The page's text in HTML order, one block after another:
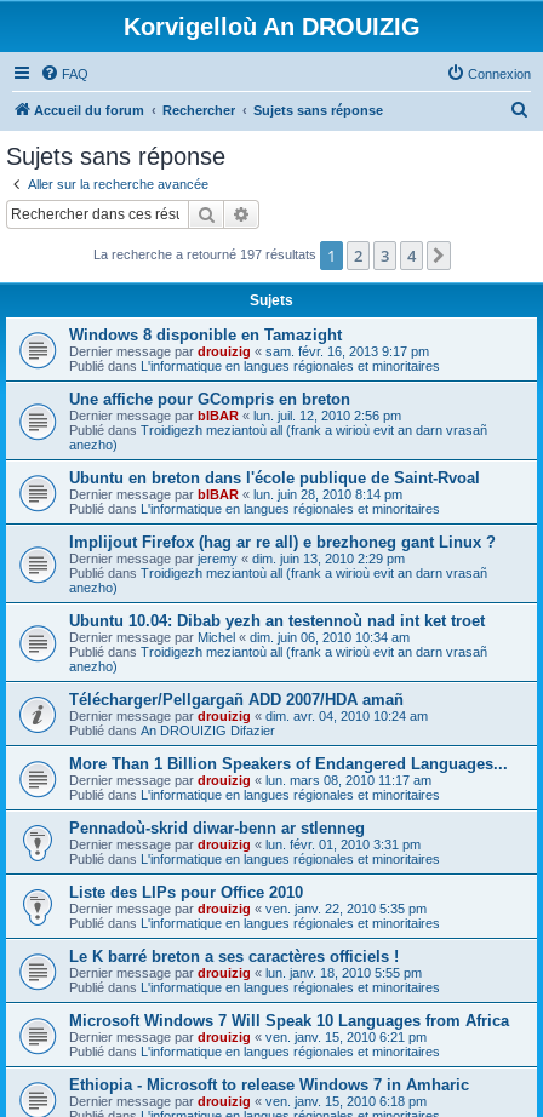
Korvigelloù An DROUIZIG
FAQ Connexion
Accueil du forum Rechercher Sujets sans réponse
c
Sujets sans réponse
Aller sur la recherche avancée
Rechercher
La recherche a retourné 197 résultats 1 2 3 4
Sujets
Windows 8 disponible en Tamazight
Dernier message par drouizig « sam. févr. 16, 2013 9:17 pm
Publié dans L'informatique en langues régionales et minoritaires
Une affiche pour GCompris en breton
Dernier message par bIBAR « lun. juil. 12, 2010 2:56 pm
Publié dans Troidigezh meziantoù all (frank a wirioù evit an darn vrasañ
anezho)
Ubuntu en breton dans l'école publique de Saint-Rvoal
Dernier message par bIBAR « lun. juin 28, 2010 8:14 pm
Publié dans L'informatique en langues régionales et minoritaires
Implijout Firefox (hag ar re all) e brezhoneg gant Linux ?
Dernier message par jeremy « dim. juin 13, 2010 2:29 pm
Publié dans Troidigezh meziantoù all (frank a wirioù evit an darn vrasañ
anezho)
Ubuntu 10.04: Dibab yezh an testennoù nad int ket troet
Dernier message par Michel « dim. juin 06, 2010 10:34 am
Publié dans Troidigezh meziantoù all (frank a wirioù evit an darn vrasañ
anezho)
Télécharger/Pellgargañ ADD 2007/HDA amañ
Dernier message par drouizig « dim. avr. 04, 2010 10:24 am
Publié dans An DROUIZIG Difazier
More Than 1 Billion Speakers of Endangered Languages...
Dernier message par drouizig « lun. mars 08, 2010 11:17 am
Publié dans L'informatique en langues régionales et minoritaires
Pennadoù-skrid diwar-benn ar stlenneg
Dernier message par drouizig « lun. févr. 01, 2010 3:31 pm
Publié dans L'informatique en langues régionales et minoritaires
Liste des LIPs pour Office 2010
Dernier message par drouizig « ven. janv. 22, 2010 5:35 pm
Publié dans L'informatique en langues régionales et minoritaires
Le K barré breton a ses caractères officiels !
Dernier message par drouizig « lun. janv. 18, 2010 5:55 pm
Publié dans L'informatique en langues régionales et minoritaires
Microsoft Windows 7 Will Speak 10 Languages from Africa
Dernier message par drouizig « ven. janv. 15, 2010 6:21 pm
Publié dans L'informatique en langues régionales et minoritaires
Ethiopia - Microsoft to release Windows 7 in Amharic
Dernier message par drouizig « ven. janv. 15, 2010 6:18 pm